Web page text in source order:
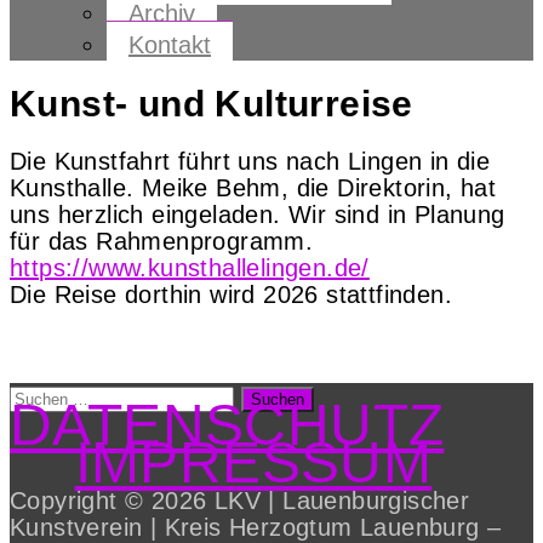
Archiv
Kontakt
Kunst- und Kulturreise
Die Kunstfahrt führt uns nach Lingen in die
Kunsthalle. Meike Behm, die Direktorin, hat
uns herzlich eingeladen. Wir sind in Planung
für das Rahmenprogramm.
https://www.kunsthallelingen.de/
Die Reise dorthin wird 2026 stattfinden.
Suchen
nach:
DATENSCHUTZ
IMPRESSUM
Copyright © 2026 LKV | Lauenburgischer
Kunstverein | Kreis Herzogtum Lauenburg –